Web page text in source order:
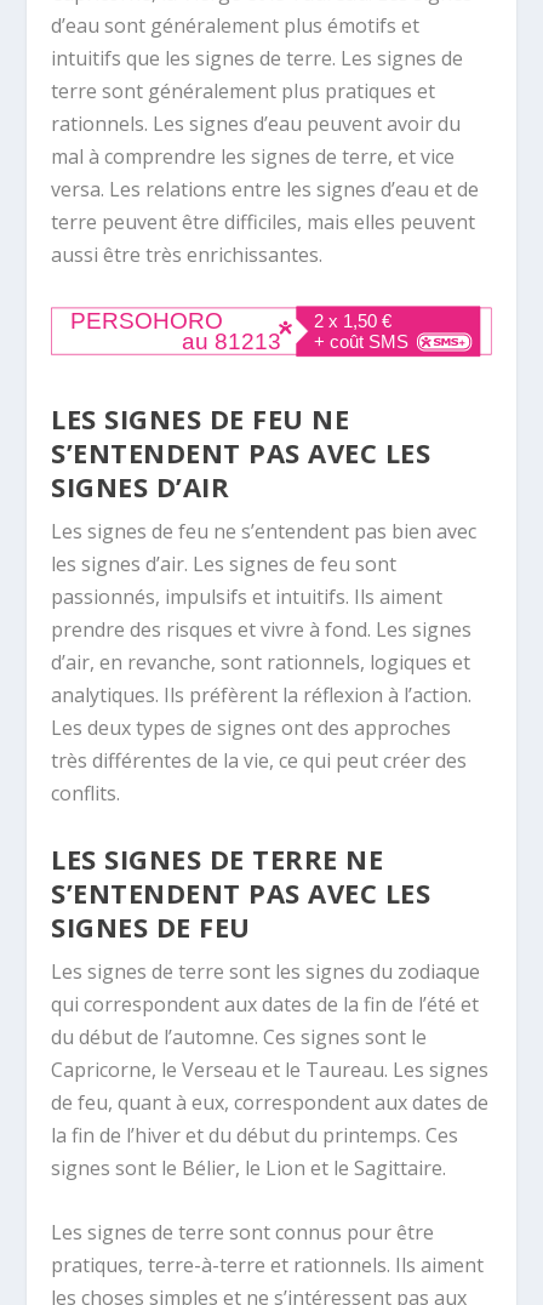
d’eau sont généralement plus émotifs et
intuitifs que les signes de terre. Les signes de
terre sont généralement plus pratiques et
rationnels. Les signes d’eau peuvent avoir du
mal à comprendre les signes de terre, et vice
versa. Les relations entre les signes d’eau et de
terre peuvent être difficiles, mais elles peuvent
aussi être très enrichissantes.
LES SIGNES DE FEU NE
S’ENTENDENT PAS AVEC LES
SIGNES D’AIR
Les signes de feu ne s’entendent pas bien avec
les signes d’air. Les signes de feu sont
passionnés, impulsifs et intuitifs. Ils aiment
prendre des risques et vivre à fond. Les signes
d’air, en revanche, sont rationnels, logiques et
analytiques. Ils préfèrent la réflexion à l’action.
Les deux types de signes ont des approches
très différentes de la vie, ce qui peut créer des
conflits.
LES SIGNES DE TERRE NE
S’ENTENDENT PAS AVEC LES
SIGNES DE FEU
Les signes de terre sont les signes du zodiaque
qui correspondent aux dates de la fin de l’été et
du début de l’automne. Ces signes sont le
Capricorne, le Verseau et le Taureau. Les signes
de feu, quant à eux, correspondent aux dates de
la fin de l’hiver et du début du printemps. Ces
signes sont le Bélier, le Lion et le Sagittaire.
Les signes de terre sont connus pour être
pratiques, terre-à-terre et rationnels. Ils aiment
les choses simples et ne s’intéressent pas aux